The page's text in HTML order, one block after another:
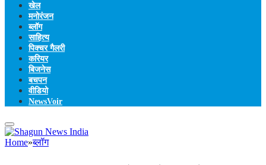
खेल
मनोरंजन
ब्लॉग
साहित्य
पिक्चर गैलरी
करियर
बिजनेस
बचपन
वीडियो
NewsVoir
Home»ब्लॉग